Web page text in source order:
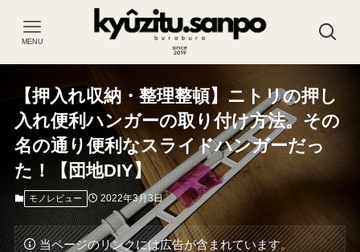
MENU
【押入れ収納・整理整頓】ニトリの押し
入れ便利ハンガーの取り付け方法。その
名の通り便利なスライドハンガーだっ
た！【団地DIY】
モノレビュー 2022年3月3日
当ページのリンクには広告が含まれています。